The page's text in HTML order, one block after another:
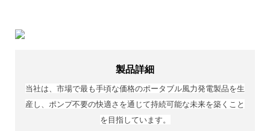
製品詳細
当社は、市場で最も手頃な価格のポータブル風力発電製品を生
産し、ポンプ不要の快適さを通じて持続可能な未来を築くこと
を目指しています。